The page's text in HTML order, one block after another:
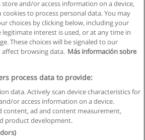
информация по E-mail
пользования
информации
Напишите Educaedu
Business S.L. - CIF : B-95610580: -
and/or access information on a device,
cookies to process personal data. You may
choices by clicking below, including your
interest is used, or at any time in
These choices will be signaled to our
browsing data. Más información sobre
process data to provide:
data. Actively scan device characteristics for
or access information on a device.
content, ad and content measurement,
product development.